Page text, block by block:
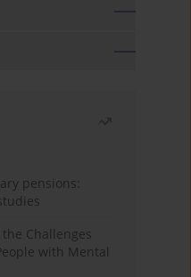
pensions:
Challenges
with Mental